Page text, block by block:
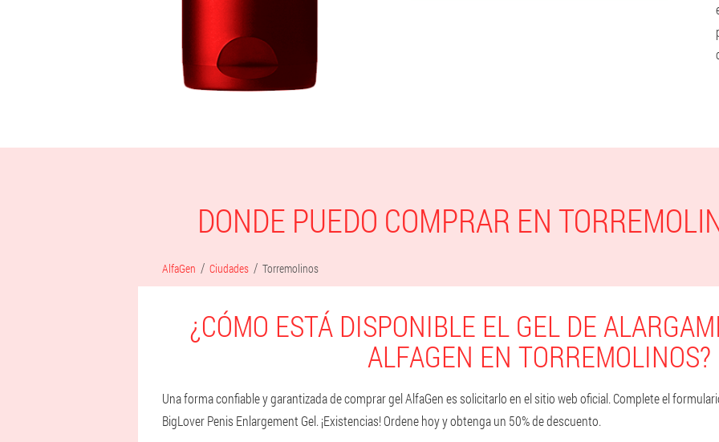
DONDE PUEDO COMPRAR EN
AlfaGen Ciudades Torremolinos
¿CÓMO ESTÁ DISPONIBLE EL GEL DE
ALFAGEN EN TORREMOLINOS?
Una forma confiable y garantizada de comprar gel AlfaGen es solicitarlo en el sitio web oficial. Complete el
BigLover Penis Enlargement Gel. ¡Existencias! Ordene hoy y obtenga un 50% de descuento.